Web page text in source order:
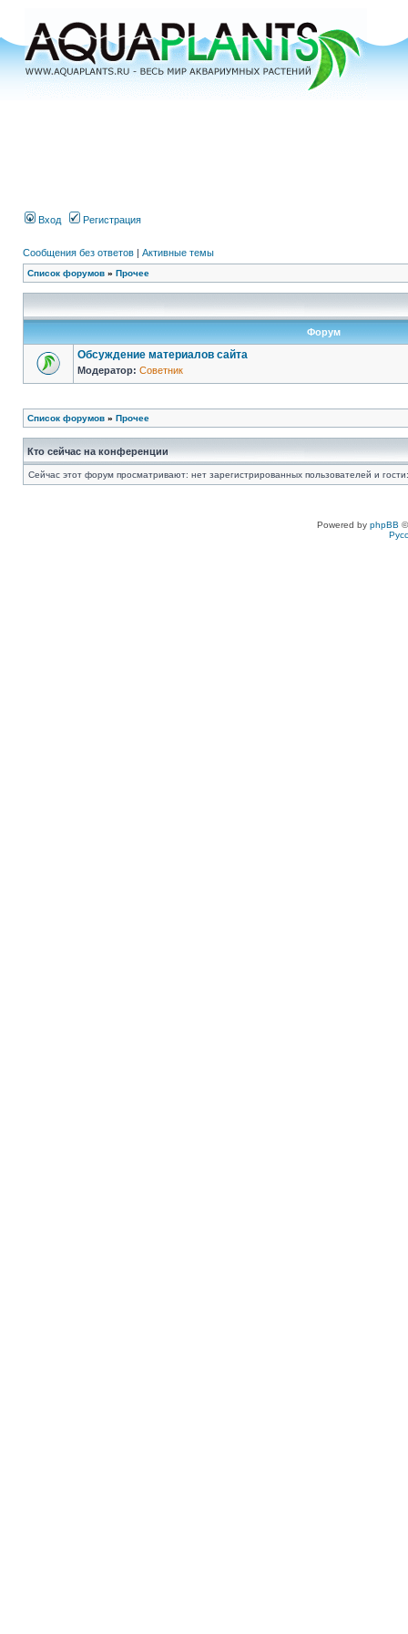
Вход Регистрация
Сообщения без ответов | Активные темы
Список форумов » Прочее
Форум
Обсуждение материалов сайта
Модератор: Советник
Список форумов » Прочее
Кто сейчас на конференции
Сейчас этот форум просматривают: нет зарегистрированных пользователей и
Powered by phpBB